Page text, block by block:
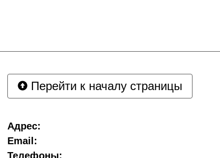
Перейти к началу страницы
Адрес:
Email:
Телефоны: